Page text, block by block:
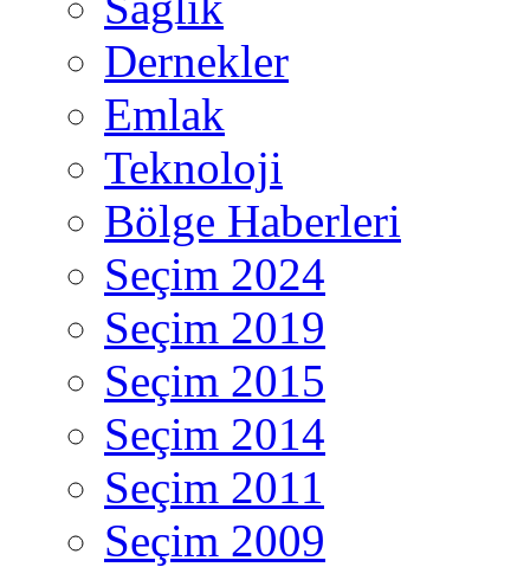
Dernekler
Emlak
Teknoloji
Bölge Haberleri
Seçim 2024
Seçim 2019
Seçim 2015
Seçim 2014
Seçim 2011
Seçim 2009